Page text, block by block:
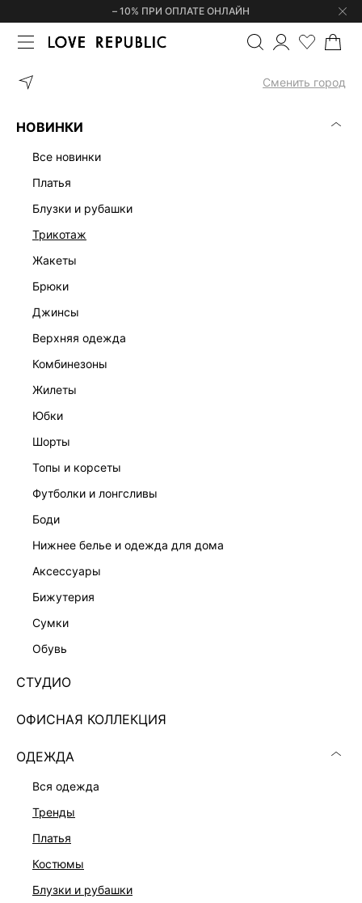
– 10% ПРИ ОПЛАТЕ ОНЛАЙН
Сменить город
НОВИНКИ
все новинки
платья
блузки и рубашки
трикотаж
жакеты
брюки
джинсы
верхняя одежда
комбинезоны
жилеты
юбки
шорты
топы и корсеты
футболки и лонгсливы
боди
нижнее белье и одежда для дома
аксессуары
бижутерия
сумки
обувь
СТУДИО
ОФИСНАЯ КОЛЛЕКЦИЯ
ОДЕЖДА
вся одежда
тренды
платья
костюмы
блузки и рубашки
ГЛАВНАЯ ГОЛОВНЫЕ УБОРЫ ШАПКИ
Нет в наличии
ЦВЕТ:БЕЖЕВЫЙ
ОПИСАНИЕ И ОБМЕРЫ
Артикул:644628005
Состав:100% рафия
Описание
100% рафия
Цвет: бежевый